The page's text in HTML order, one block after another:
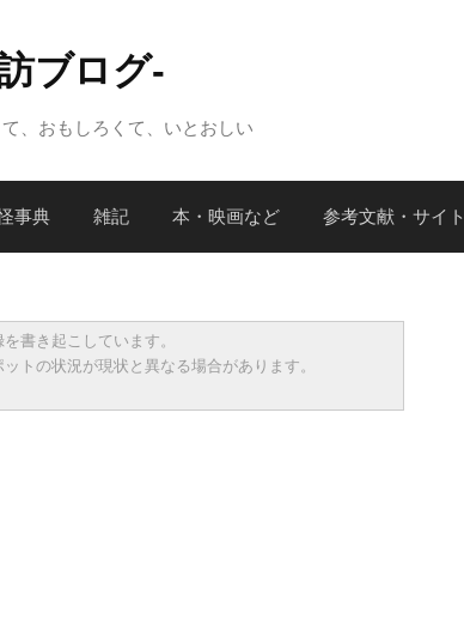
ブログ-
、おもしろくて、いとおしい
事典 雑記 本・映画など 参考文献・サイト
書き起こしています。
トの状況が現状と異なる場合があります。